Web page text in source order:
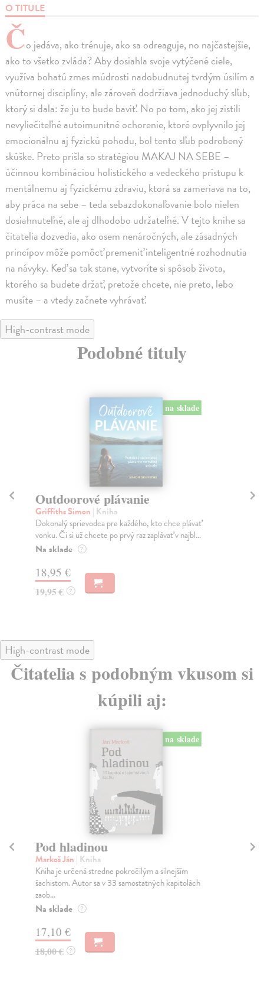
O TITULE
Čo jedáva, ako trénuje, ako sa odreaguje, no najčastejšie,
ako to všetko zvláda? Aby dosiahla svoje vytýčené ciele,
využíva bohatú zmes múdrosti nadobudnutej tvrdým úsilím a
vnútornej disciplíny, ale zároveň dodržiava jednoduchý sľub,
ktorý si dala: že ju to bude baviť. No po tom, ako jej zistili
nevyliečiteľné autoimunitné ochorenie, ktoré ovplyvnilo jej
emocionálnu aj fyzickú pohodu, bol tento sľub podrobený
skúške. Preto prišla so stratégiou MAKAJ NA SEBE –
účinnou kombináciou holistického a vedeckého prístupu k
mentálnemu aj fyzickému zdraviu, ktorá sa zameriava na to,
aby práca na sebe – teda sebazdokonaľovanie bolo nielen
dosiahnuteľné, ale aj dlhodobo udržateľné. V tejto knihe sa
čitatelia dozvedia, ako osem nenáročných, ale zásadných
princípov môže pomôcť premeniť inteligentné rozhodnutia
na návyky. Keď sa tak stane, vytvoríte si spôsob života,
ktorého sa budete držať, pretože chcete, nie preto, lebo
musíte – a vtedy začnete vyhrávať.
High-contrast mode
Podobné tituly
na sklade
Outdoorové plávanie
Griffiths Simon | Kniha
Dokonalý sprievodca pre každého, kto chce plávať
vonku. Či si už chcete po prvý raz zaplávať v najbl...
Na sklade ?
18,95 €
19,95 € ?
High-contrast mode
Čitatelia s podobným vkusom si
kúpili aj:
na sklade
Pod hladinou
Markoš Ján | Kniha
Kniha je určená stredne pokročilým a silnejším
šachistom. Autor sa v 33 samostatných kapitolách
zaob...
Na sklade ?
17,10 €
18,00 € ?